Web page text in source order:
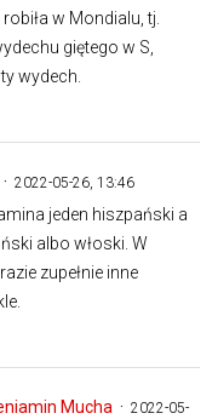
w Mondialu, tj.
giętego w S,
wydech.
2022-05-26, 13:46
jeden hiszpański a
albo włoski. W
zupełnie inne
Mucha
2022-05-